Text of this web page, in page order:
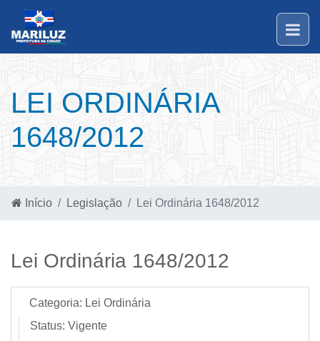
LEI ORDINÁRIA
1648/2012
Início Legislação Lei Ordinária 1648/2012
Lei Ordinária 1648/2012
Categoria: Lei Ordinária
Status: Vigente